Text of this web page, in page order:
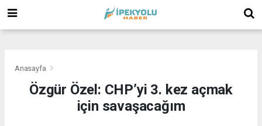
Anasayfa
Özgür Özel: CHP’yi 3. kez açmak
için savaşacağım